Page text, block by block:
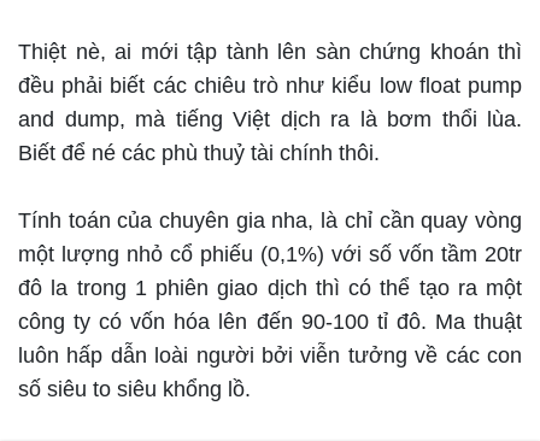
Thiệt nè, ai mới tập tành lên sàn chứng khoán thì
đều phải biết các chiêu trò như kiểu low float pump
and dump, mà tiếng Việt dịch ra là bơm thổi lùa.
Biết để né các phù thuỷ tài chính thôi.
Tính toán của chuyên gia nha, là chỉ cần quay vòng
một lượng nhỏ cổ phiếu (0,1%) với số vốn tầm 20tr
đô la trong 1 phiên giao dịch thì có thể tạo ra một
công ty có vốn hóa lên đến 90-100 tỉ đô. Ma thuật
luôn hấp dẫn loài người bởi viễn tưởng về các con
số siêu to siêu khổng lồ.